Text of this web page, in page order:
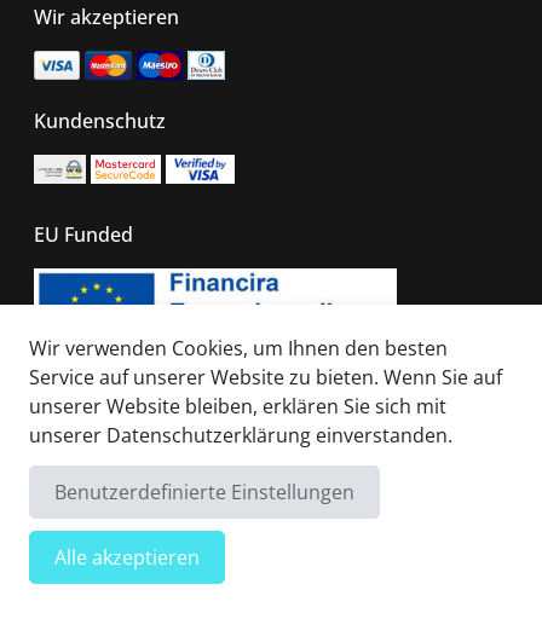
Filter anzeigen
Wir akzeptieren
Kundenschutz
EU Funded
© 2026 - All right reserved. Sails of Caribbean
Wir verwenden Cookies, um Ihnen den besten
Service auf unserer Website zu bieten. Wenn Sie auf
unserer Website bleiben, erklären Sie sich mit
unserer Datenschutzerklärung einverstanden.
Benutzerdefinierte Einstellungen
Alle akzeptieren